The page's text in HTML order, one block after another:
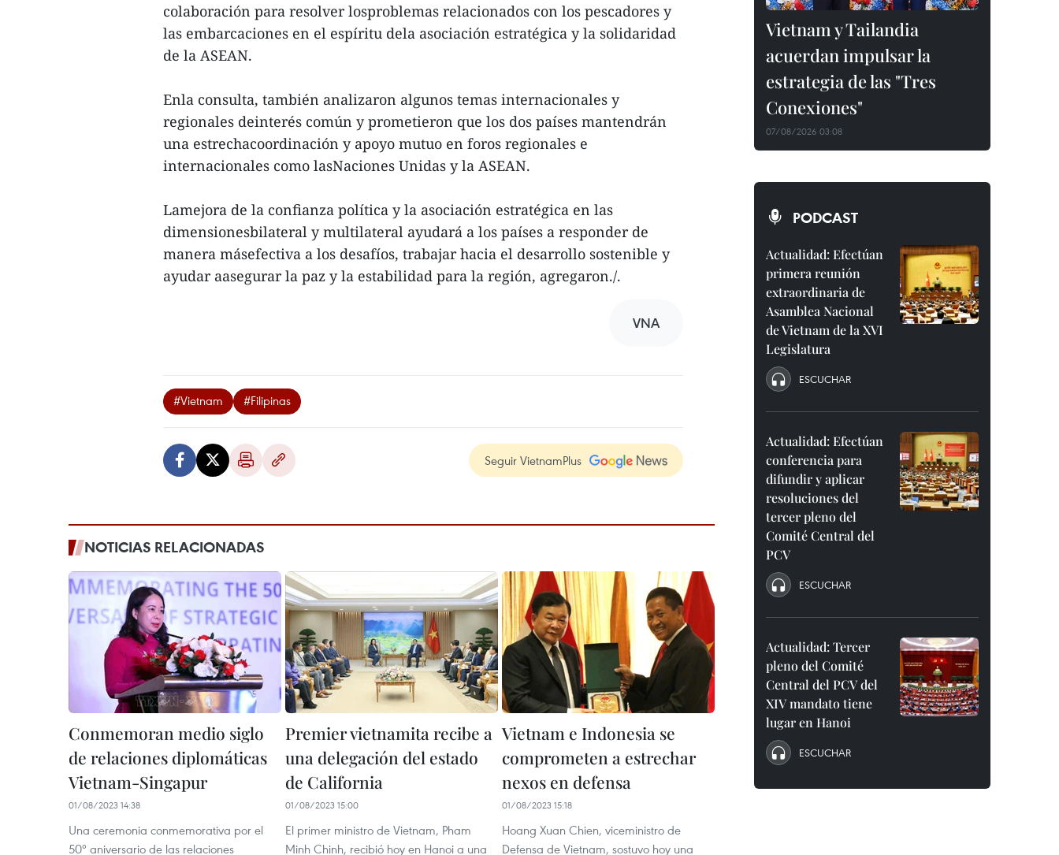
colaboración para resolver losproblemas relacionados con los pescadores y
las embarcaciones en el espíritu dela asociación estratégica y la solidaridad
de la ASEAN.
Enla consulta, también analizaron algunos temas internacionales y
regionales deinterés común y prometieron que los dos países mantendrán
una estrechacoordinación y apoyo mutuo en foros regionales e
internacionales como lasNaciones Unidas y la ASEAN.
Lamejora de la confianza política y la asociación estratégica en las
dimensionesbilateral y multilateral ayudará a los países a responder de
manera másefectiva a los desafíos, trabajar hacia el desarrollo sostenible y
ayudar aasegurar la paz y la estabilidad para la región, agregaron./.
VNA
#Vietnam #Filipinas
Seguir VietnamPlus
NOTICIAS RELACIONADAS
Conmemoran medio siglo
de relaciones diplomáticas
Vietnam-Singapur
01/08/2023 14:38
Una ceremonia conmemorativa por el
50º aniversario de las relaciones
Premier vietnamita recibe a
una delegación del estado
de California
01/08/2023 15:00
El primer ministro de Vietnam, Pham
Minh Chinh, recibió hoy en Hanoi a una
Vietnam e Indonesia se
comprometen a estrechar
nexos en defensa
01/08/2023 15:18
Hoang Xuan Chien, viceministro de
Defensa de Vietnam, sostuvo hoy una
Vietnam y Tailandia
acuerdan impulsar la
estrategia de las "Tres
Conexiones"
07/08/2026 03:08
PODCAST
Actualidad: Efectúan
primera reunión
extraordinaria de
Asamblea Nacional
de Vietnam de la XVI
Legislatura
ESCUCHAR
Actualidad: Efectúan
conferencia para
difundir y aplicar
resoluciones del
tercer pleno del
Comité Central del
PCV
ESCUCHAR
Actualidad: Tercer
pleno del Comité
Central del PCV del
XIV mandato tiene
lugar en Hanoi
ESCUCHAR